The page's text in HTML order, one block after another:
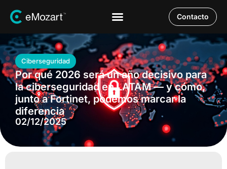
Contacto
Ciberseguridad
Por qué 2026 será un año decisivo para
la ciberseguridad en LATAM — y cómo,
junto a Fortinet, podemos marcar la
diferencia
02/12/2025